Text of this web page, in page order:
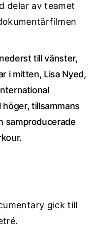
till vänster,
i mitten, Lisa Nyed,
höger, tillsammans
samproducerade
gick till